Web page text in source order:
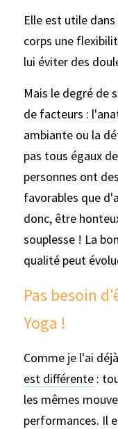
Elle est utile
corps une
lui éviter des
Mais le degré de
de facteurs :
ambiante ou la
pas tous égaux
personnes ont
favorables que
donc, être
souplesse ! La
qualité peut
Pas besoin
Yoga !
Comme je l'ai
est différente :
les mêmes
performances. Il